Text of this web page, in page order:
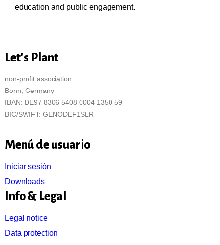
education and public engagement.
Let's Plant
non-profit association
Bonn, Germany
IBAN: DE97 8306 5408 0004 1350 59
BIC/SWIFT: GENODEF1SLR
Menú de usuario
Iniciar sesión
Downloads
Info & Legal
Legal notice
Data protection